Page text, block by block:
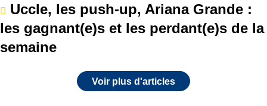
Uccle, les push-up, Ariana Grande :
les gagnant(e)s et les perdant(e)s de la
semaine
Voir plus d'articles